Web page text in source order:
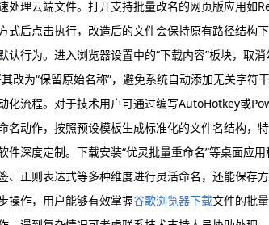
处理云端文件。打开支持批量改名的网页版应用如
式后点击执行，改造后的文件会保持原有路径结构
认行为。进入浏览器设置中的“下载内容”板块，取
改为“保留原始名称”，避免系统自动添加无关字符
化流程。对于技术用户可通过编写AutoHotkey或
名动作，按照预设模板生成标准化的文件名结构，
件深度定制。下载安装“优灵批量重命名”等桌面应
、正则表达式等多种维度进行灵活命名，还能保存方
操作，用户能够有效掌握谷歌浏览器下载文件的批